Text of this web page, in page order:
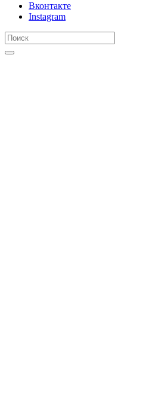
Вконтакте
Instagram